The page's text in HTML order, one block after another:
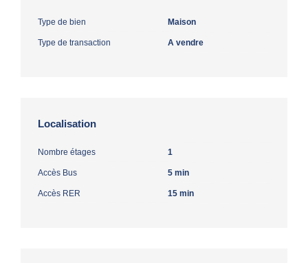
Type de bien Maison
Type de transaction A vendre
Localisation
Nombre étages 1
Accès Bus 5 min
Accès RER 15 min